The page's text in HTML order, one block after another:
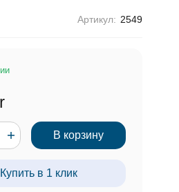
Артикул: 2549
В корзину
Купить в 1 клик